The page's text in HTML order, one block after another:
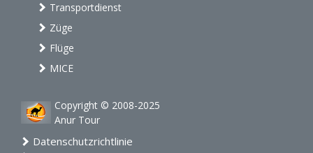
Transportdienst
Züge
Flüge
MICE
Copyright © 2008-2025
Anur Tour
Datenschutzrichtlinie